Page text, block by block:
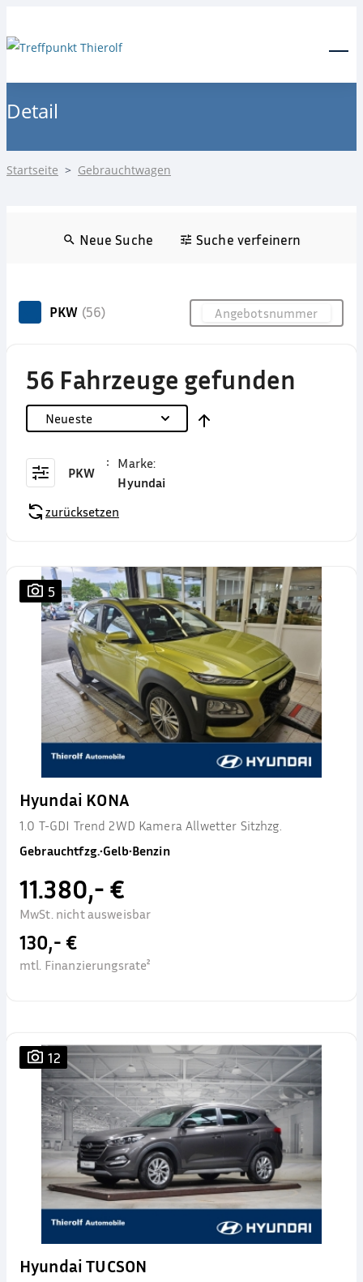
Detail
Startseite > Gebrauchtwagen
Neue Suche Suche verfeinern
PKW (56)
56 Fahrzeuge gefunden
Neueste
PKW
Marke:
Hyundai
zurücksetzen
5
Hyundai KONA
1.0 T-GDI Trend 2WD Kamera Allwetter Sitzhzg.
Gebrauchtfzg.•Gelb•Benzin
11.380,- €
MwSt. nicht ausweisbar
130,- €
mtl. Finanzierungsrate²
12
Hyundai TUCSON